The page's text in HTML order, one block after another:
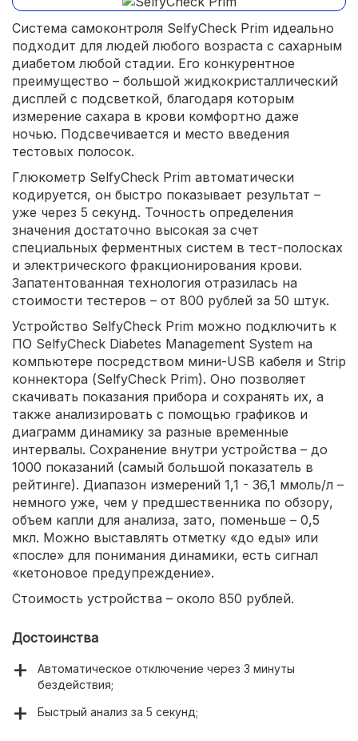
Система самоконтроля SelfyCheck Prim идеально
подходит для людей любого возраста с сахарным
диабетом любой стадии. Его конкурентное
преимущество – большой жидкокристаллический
дисплей с подсветкой, благодаря которым
измерение сахара в крови комфортно даже
ночью. Подсвечивается и место введения
тестовых полосок.
Глюкометр SelfyCheck Prim автоматически
кодируется, он быстро показывает результат –
уже через 5 секунд. Точность определения
значения достаточно высокая за счет
специальных ферментных систем в тест-полосках
и электрического фракционирования крови.
Запатентованная технология отразилась на
стоимости тестеров – от 800 рублей за 50 штук.
Устройство SelfyCheck Prim можно подключить к
ПО SelfyCheck Diabetes Management System на
компьютере посредством мини-USB кабеля и Strip
коннектора (SelfyCheck Prim). Оно позволяет
скачивать показания прибора и сохранять их, а
также анализировать с помощью графиков и
диаграмм динамику за разные временные
интервалы. Сохранение внутри устройства – до
1000 показаний (самый большой показатель в
рейтинге). Диапазон измерений 1,1 - 36,1 ммоль/л –
немного уже, чем у предшественника по обзору,
объем капли для анализа, зато, поменьше – 0,5
мкл. Можно выставлять отметку «до еды» или
«после» для понимания динамики, есть сигнал
«кетоновое предупреждение».
Стоимость устройства – около 850 рублей.
Достоинства
Автоматическое отключение через 3 минуты
бездействия;
Быстрый анализ за 5 секунд;